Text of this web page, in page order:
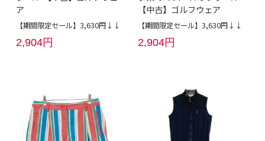
ア
【期間限定セール】3,630円↓↓
2,904円
【中古】ゴルフウェア
【期間限定セール】3,630円↓↓
2,904円